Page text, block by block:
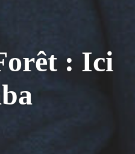
: Ici